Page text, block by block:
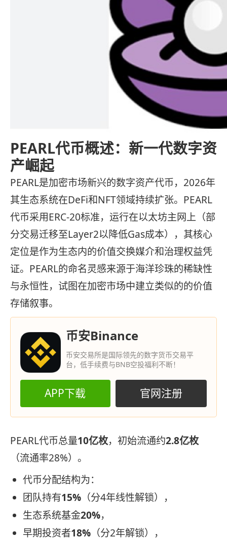
PEARL代币概述：新一代数字资
产崛起
PEARL是加密市场新兴的数字资产代币，2026年
其生态系统在DeFi和NFT领域持续扩张。PEARL
代币采用ERC-20标准，运行在以太坊主网上（部
分交易迁移至Layer2以降低Gas成本），其核心
定位是作为生态内的价值交换媒介和治理权益凭
证。PEARL的命名灵感来源于海洋珍珠的稀缺性
与永恒性，试图在加密市场中建立类似的的价值
存储叙事。
币安Binance
币安交易所是国际领先的数字货币交易平
台，低手续费与BNB空投福利不断！
APP下载 官网注册
PEARL代币总量10亿枚，初始流通约2.8亿枚
（流通率28%）。
代币分配结构为：
团队持有15% （分4年线性解锁），
生态系统基金20%，
早期投资者18% （分2年解锁），